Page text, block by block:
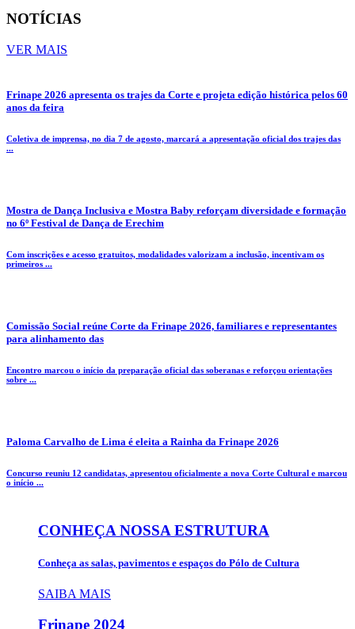
NOTÍCIAS
VER MAIS
Frinape 2026 apresenta os trajes da Corte e projeta edição histórica pelos 60
anos da feira
Coletiva de imprensa, no dia 7 de agosto, marcará a apresentação oficial dos trajes das
...
Mostra de Dança Inclusiva e Mostra Baby reforçam diversidade e formação
no 6º Festival de Dança de Erechim
Com inscrições e acesso gratuitos, modalidades valorizam a inclusão, incentivam os
primeiros ...
Comissão Social reúne Corte da Frinape 2026, familiares e representantes
para alinhamento das
Encontro marcou o início da preparação oficial das soberanas e reforçou orientações
sobre ...
Paloma Carvalho de Lima é eleita a Rainha da Frinape 2026
Concurso reuniu 12 candidatas, apresentou oficialmente a nova Corte Cultural e marcou
o início ...
CONHEÇA NOSSA ESTRUTURA
Conheça as salas, pavimentos e espaços do Pólo de Cultura
SAIBA MAIS
Frinape 2024